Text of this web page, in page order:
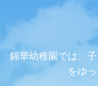
錦華幼稚園では、
をゆ